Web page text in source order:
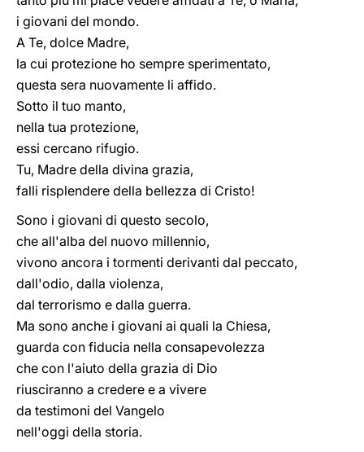
i giovani del mondo.
A Te, dolce Madre,
la cui protezione ho sempre sperimentato,
questa sera nuovamente li affido.
Sotto il tuo manto,
nella tua protezione,
essi cercano rifugio.
Tu, Madre della divina grazia,
falli risplendere della bellezza di Cristo!
Sono i giovani di questo secolo,
che all'alba del nuovo millennio,
vivono ancora i tormenti derivanti dal peccato,
dall'odio, dalla violenza,
dal terrorismo e dalla guerra.
Ma sono anche i giovani ai quali la Chiesa,
guarda con fiducia nella consapevolezza
che con l'aiuto della grazia di Dio
riusciranno a credere e a vivere
da testimoni del Vangelo
nell'oggi della storia.